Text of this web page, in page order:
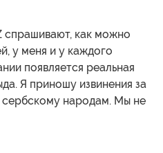
спрашивают, как можно
у меня и у каждого
появляется реальная
Я приношу извинения за
народам. Мы не